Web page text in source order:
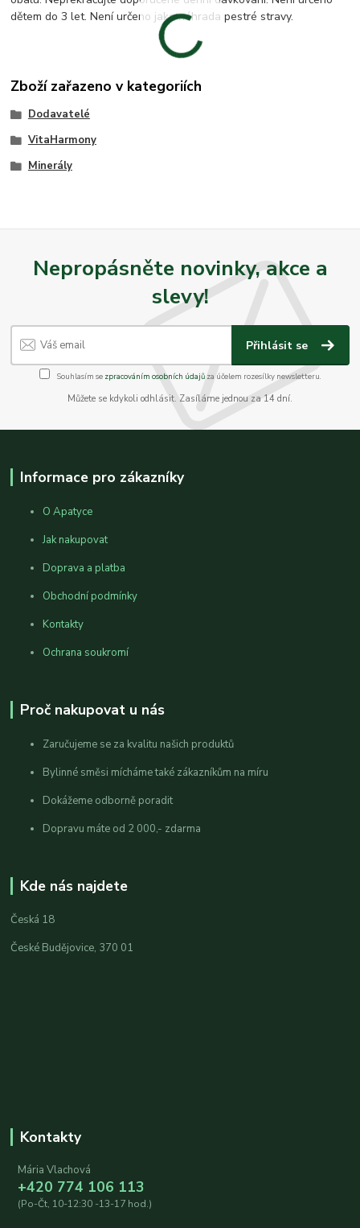
dětem do 3 let. Není určeno jako náhrada pestré stravy.
Zboží zařazeno v kategoriích
Dodavatelé
VitaHarmony
Minerály
Nepropásněte novinky, akce a
slevy!
Přihlásit se
Souhlasím se zpracováním osobních údajůza účelem rozesílky newsletteru.
Můžete se kdykoli odhlásit. Zasíláme jednou za 14 dní.
Informace pro zákazníky
O Apatyce
Jak nakupovat
Doprava a platba
Obchodní podmínky
Kontakty
Ochrana soukromí
Proč nakupovat u nás
Zaručujeme se za kvalitu našich produktů
Bylinné směsi mícháme také zákazníkům na míru
Dokážeme odborně poradit
Dopravu máte od 2 000,- zdarma
Kde nás najdete
Česká 18
České Budějovice, 370 01
Kontakty
Mária Vlachová
+420 774 106 113
(Po-Čt, 10-12:30 -13-17 hod.)